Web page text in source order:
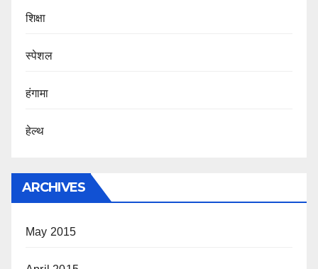
शिक्षा
स्पेशल
हंगामा
हेल्थ
ARCHIVES
May 2015